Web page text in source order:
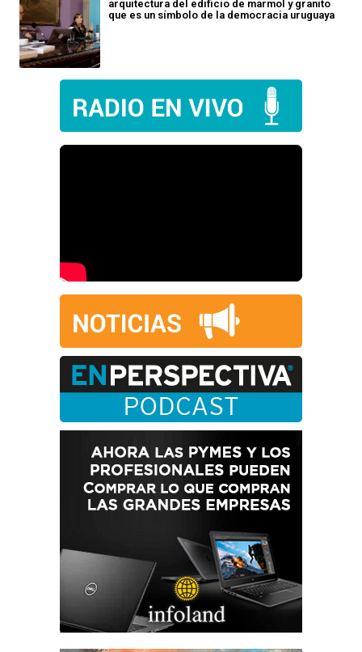
arquitectura del edificio de mármol y granito
que es un símbolo de la democracia uruguaya